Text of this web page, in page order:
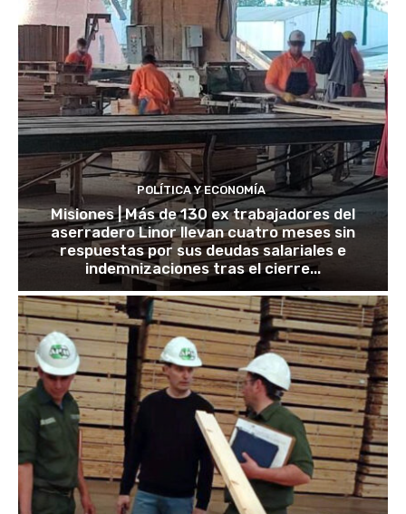
POLÍTICA Y ECONOMÍA
Misiones | Más de 130 ex trabajadores del
aserradero Linor llevan cuatro meses sin
respuestas por sus deudas salariales e
indemnizaciones tras el cierre...